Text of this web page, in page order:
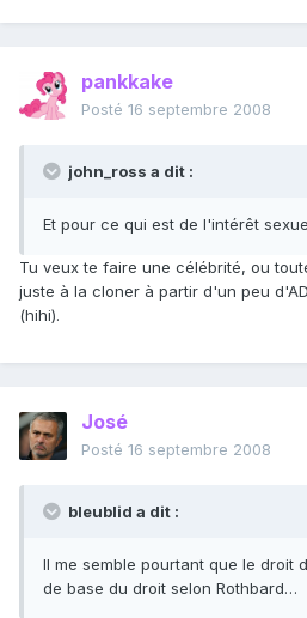
pankkake
Posté 16 septembre 2008
john_ross a dit :
Et pour ce qui est de l'intérêt
Tu veux te faire une célébrité, ou
juste à la cloner à partir d'un peu
(hihi).
José
Posté 16 septembre 2008
bleublid a dit :
Il me semble pourtant que le droit
de base du droit selon Rothbard…